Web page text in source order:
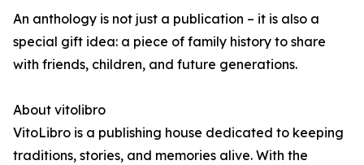
An anthology is not just a publication – it is also a
special gift idea: a piece of family history to share
with friends, children, and future generations.
About vitolibro
VitoLibro is a publishing house dedicated to keeping
traditions, stories, and memories alive. With the